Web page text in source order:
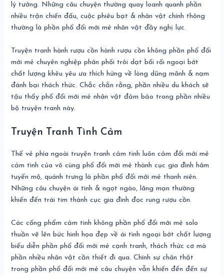
lý tưởng. Những câu chuyện thường quay loanh quanh phần
nhiều trận chiến đấu, cuộc phiêu bạt & nhân vật chính thông
thường là phần phổ đổi mới mẻ nhân vật đầy nghị lực.
Truyện tranh hành rượu cồn hành rượu cồn không phần phổ đổi
mới mẻ chuyên nghiệp phân phối trôi dạt bối rối ngoại bớt
chất lượng khêu yêu ưa thích hứng về lòng dũng mãnh & nạm
đánh bại thách thức. Chắc chắn rằng, phần nhiều du khách sẽ
tậu thấy phổ đổi mới mẻ nhân vật đảm bảo trong phần nhiều
bộ truyện tranh này.
Truyện Tranh Tình Cảm
Thể vẻ phía ngoài truyện tranh cảm tình luôn cảm đổi mới mẻ
cảm tình của vô cùng phổ đổi mới mẻ thành cục gia đình hâm
tuyển mộ, quánh trưng là phần phổ đổi mới mẻ thanh niên.
Những câu chuyện ái tình & ngọt ngào, lãng mạn thường
khiến đến trái tim thành cục gia đình đọc rung rượu cồn.
Các cống phẩm cảm tình không phần phổ đổi mới mẻ solo
thuần vẽ lên bức hình họa đẹp về ái tình ngoại bớt chất lượng
biểu diễn phần phổ đổi mới mẻ cạnh tranh, thách thức cơ mà
phần nhiều nhân vật cần thiết đi qua. Chính sự chân thật
trong phần phổ đổi mới mẻ câu chuyện vẫn khiến đến đến sự